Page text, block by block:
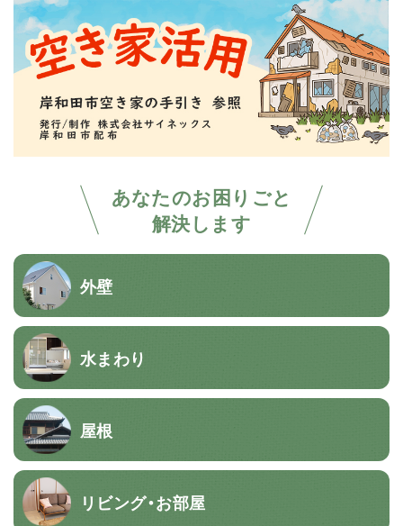
あなたのお困りごと
解決します
外壁
水まわり
屋根
リビング・お部屋